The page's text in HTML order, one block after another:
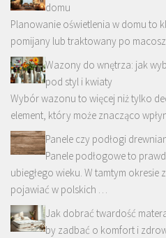
domu
Planowanie oświetlenia w domu to
pomijany lub traktowany po
Wazony do wnętrza: jak
pod styl i kwiaty
Wybór wazonu to więcej niż tylko
element, który może znacząco
Panele czy podłogi
Panele podłogowe to
ubiegłego wieku. W tamtym okresie
pojawiać w polskich …
Jak dobrać twardość
by zadbać o komfort i